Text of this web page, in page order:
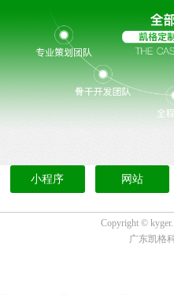
小程序 网站
Copyright ©
广东凯格